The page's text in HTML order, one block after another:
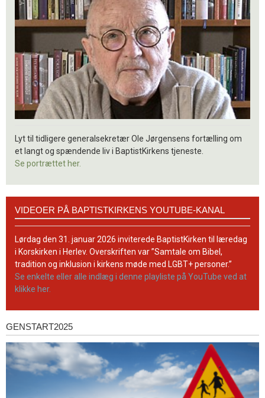
Lyt til tidligere generalsekretær Ole Jørgensens fortælling om
et langt og spændende liv i BaptistKirkens tjeneste.
Se portrættet her.
BaptistKirkens
YouTube-
kanal
VIDEOER PÅ BAPTISTKIRKENS YOUTUBE-KANAL
Lørdag den 31. januar 2026 inviterede BaptistKirken til læredag
i Korskirken i Herlev. Overskriften var ”Samtale om Bibel,
tradition og inklusion i kirkens møde med LGBT+ personer.”
Se enkelte eller alle indlæg i denne playliste på YouTube ved at
klikke her.
Genstart2025
GENSTART2025